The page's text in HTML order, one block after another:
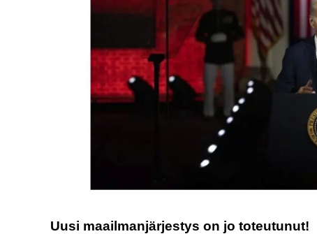
Uusi maailmanjärjestys on jo toteutunut!